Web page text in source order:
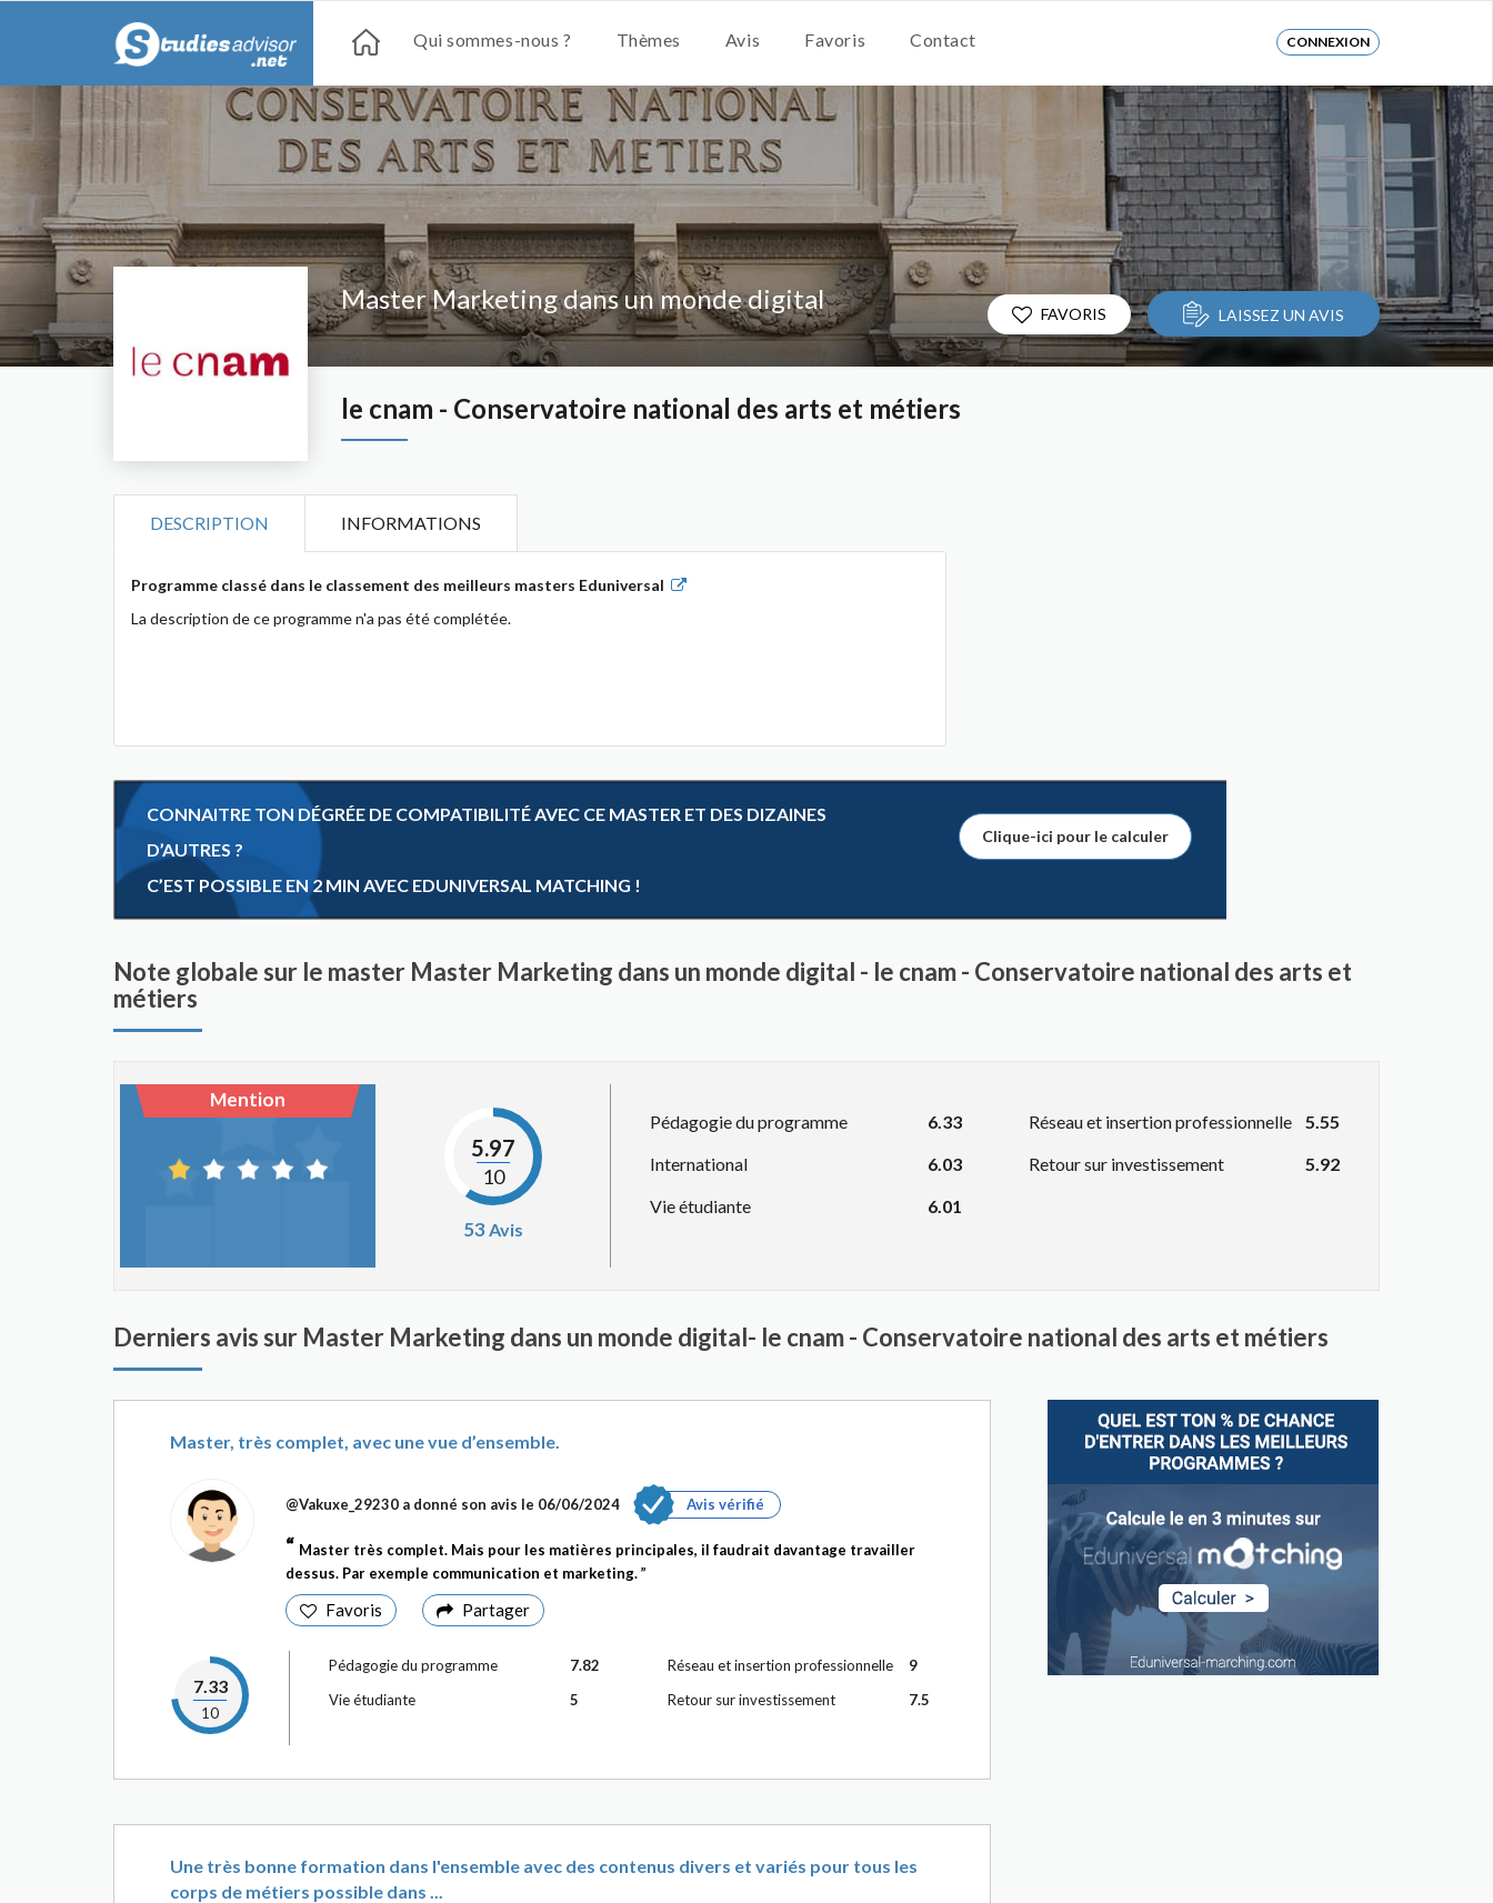
Qui sommes-nous ? Thèmes Avis Favoris Contact CONNEXION
Master Marketing dans un monde digital
le cnam - Conservatoire national des arts et métiers
FAVORIS LAISSEZ UN AVIS
DESCRIPTION INFORMATIONS
Programme classé dans le classement des meilleurs masters Eduniversal
La description de ce programme n'a pas été complétée.
CONNAITRE TON DÉGRÉE DE COMPATIBILITÉ AVEC CE MASTER ET DES DIZAINES
D’AUTRES ?
C’EST POSSIBLE EN 2 MIN AVEC EDUNIVERSAL MATCHING !
Clique-ici pour le calculer
Note globale sur le master Master Marketing dans un monde digital - le cnam - Conservatoire national des arts et
métiers
Mention
5.97
10
53 Avis
Pédagogie du programme
6.33
International
6.03
Vie étudiante
6.01
Réseau et insertion professionnelle
5.55
Retour sur investissement
5.92
Derniers avis sur Master Marketing dans un monde digital- le cnam - Conservatoire national des arts et métiers
Master, très complet, avec une vue d’ensemble.
@Vakuxe_29230 a donné son avis le 06/06/2024 Avis vérifié
Master très complet. Mais pour les matières principales, il faudrait davantage travailler
dessus. Par exemple communication et marketing.
Favoris Partager
7.33
10
Pédagogie du programme
7.82
Vie étudiante
5
Réseau et insertion professionnelle
9
Retour sur investissement
7.5
Une très bonne formation dans l'ensemble avec des contenus divers et variés pour tous les
corps de métiers possible dans ...